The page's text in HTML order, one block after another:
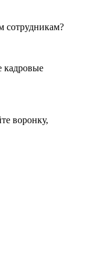
сотрудникам?
кадровые
воронку,